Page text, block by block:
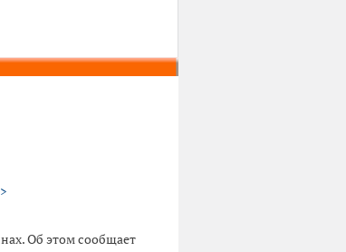
Об этом сообщает